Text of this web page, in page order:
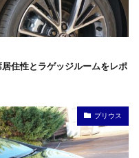
住性とラゲッジルームをレポ
プリウス